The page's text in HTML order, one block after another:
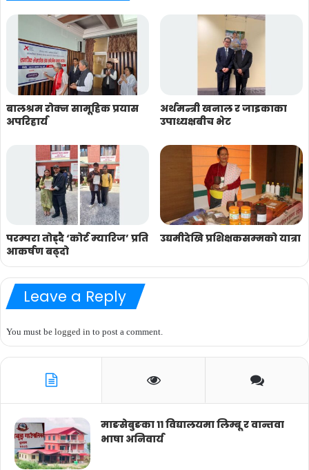
बालश्रम रोक्न सामूहिक प्रयास
अपरिहार्य
अर्थमन्त्री खनाल र जाइकाका
उपाध्यक्षबीच भेट
परम्परा तोड्दै ‘कोर्ट म्यारिज’ प्रति
आकर्षण बढ्दो
उद्यमीदेखि प्रशिक्षकसम्मको यात्रा
Leave a Reply
You must be logged in to post a comment.
माङसेबुङका ११ विद्यालयमा लिम्बू र वान्तवा
भाषा अनिवार्य